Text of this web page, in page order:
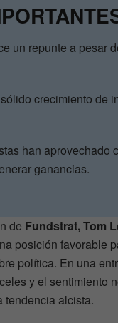
un repunte a pesar
crecimiento de
han aprovechado
ganancias.
de Fundstrat, Tom
posición favorable
política. En una
y el sentimiento
tendencia alcista.